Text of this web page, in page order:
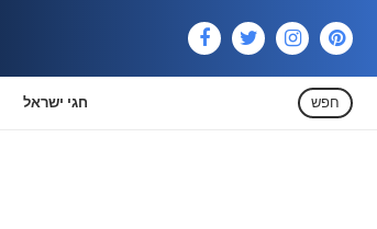
חגי ישראל חפש